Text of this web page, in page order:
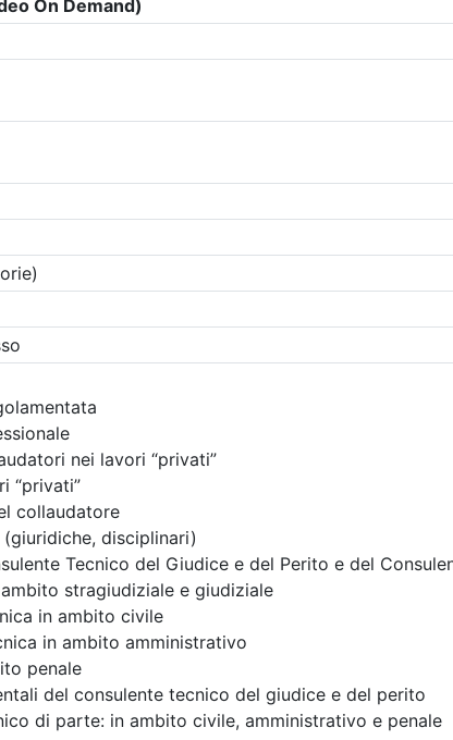
dal
A pagamento
Ordine Architetti P.P. e C. di Vicenza